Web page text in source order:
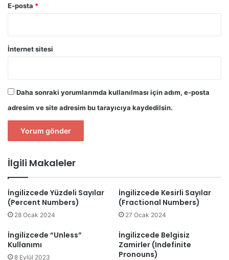
E-posta *
İnternet sitesi
Daha sonraki yorumlarımda kullanılması için adım, e-posta
adresim ve site adresim bu tarayıcıya kaydedilsin.
İlgili Makaleler
İngilizcede Yüzdeli Sayılar
(Percent Numbers)
28 Ocak 2024
İngilizcede Kesirli Sayılar
(Fractional Numbers)
27 Ocak 2024
İngilizcede “Unless”
Kullanımı
8 Eylül 2023
İngilizcede Belgisiz
Zamirler (Indefinite
Pronouns)